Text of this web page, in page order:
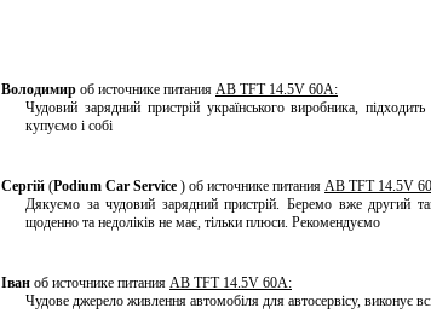
Володимир об источнике питания AB TFT 14.5V 60A:
Чудовий зарядний пристрій українського виробника,
купуємо і собі
Сергій (Podium Car Service ) об источнике питания AB TFT 14.5V
Дякуємо за чудовий зарядний пристрій. Беремо вже другий
щоденно та недоліків не має, тільки плюси. Рекомендуємо
Іван об источнике питания AB TFT 14.5V 60A:
Чудове джерело живлення автомобіля для автосервісу, виконує